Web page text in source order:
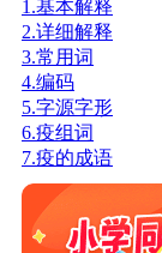
1.基本解释
2.详细解释
3.常用词
4.编码
5.字源字形
6.疫组词
7.疫的成语